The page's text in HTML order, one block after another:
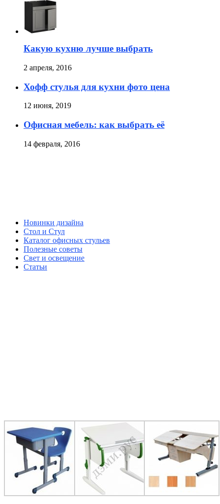
Какую кухню лучше выбрать
2 апреля, 2016
Хофф стулья для кухни фото цена
12 июня, 2019
Офисная мебель: как выбрать её
14 февраля, 2016
Новинки дизайна
Стол и Стул
Каталог офисных стульев
Полезные советы
Свет и освещение
Статьи